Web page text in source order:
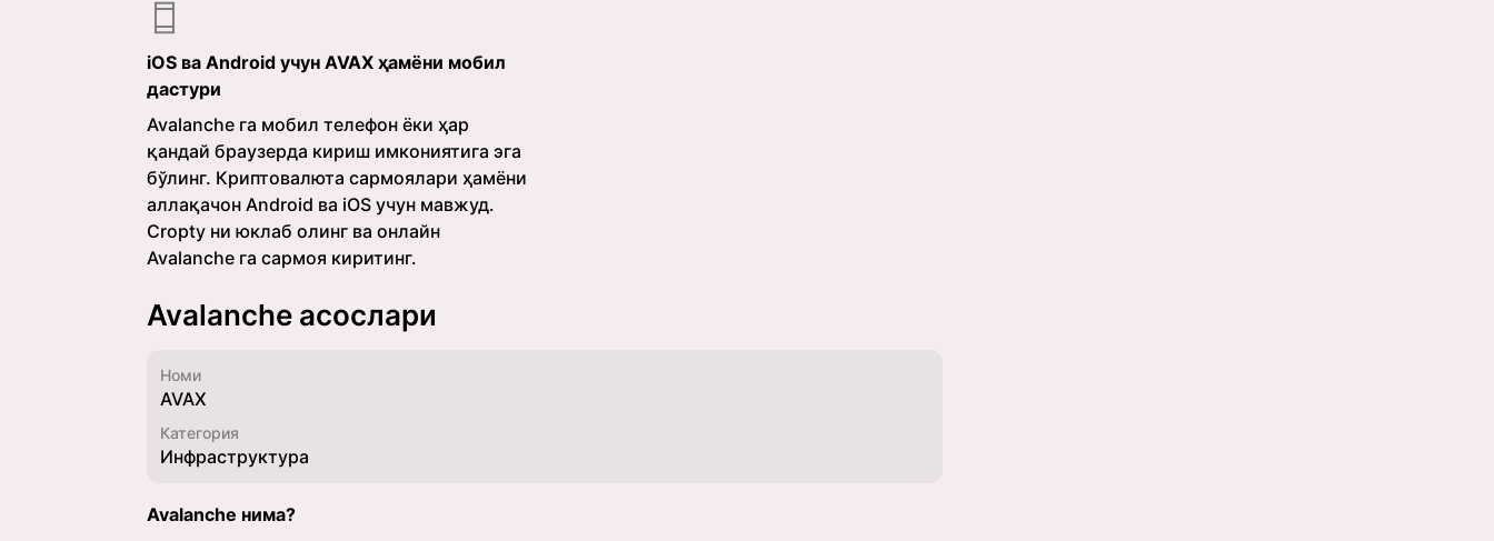
iOS ва Android учун AVAX ҳамёни мобил
дастури
Avalanche га мобил телефон ёки ҳар
қандай браузерда кириш имкониятига эга
бўлинг. Криптовалюта сармоялари ҳамёни
аллақачон Android ва iOS учун мавжуд.
Cropty ни юклаб олинг ва онлайн
Avalanche га сармоя киритинг.
Avalanche асослари
Номи
AVAX
Категория
Инфраструктура
Avalanche нима?